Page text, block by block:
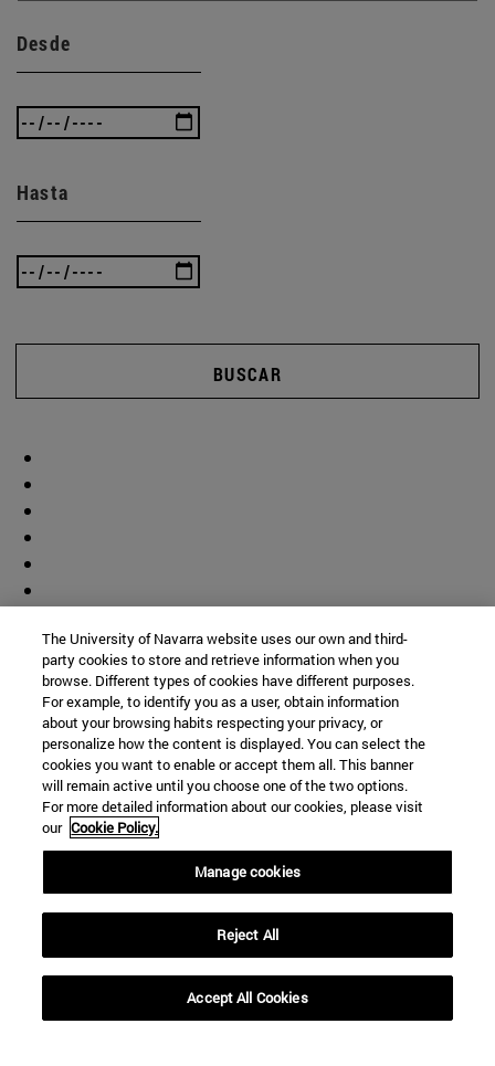
Desde
Hasta
BUSCAR
Accesos directos
(abre en nueva ventana)
Mi correo(abre en nueva ventana)
Aula virtual ADI(abre en nueva ventana)
Búsqueda de personas(abre en nueva ventana)
The University of Navarra website uses our own and third-
party cookies to store and retrieve information when you
browse. Different types of cookies have different purposes.
For example, to identify you as a user, obtain information
about your browsing habits respecting your privacy, or
personalize how the content is displayed. You can select the
cookies you want to enable or accept them all. This banner
will remain active until you choose one of the two options.
For more detailed information about our cookies, please visit
our Cookie Policy.
Manage cookies
Reject All
Accept All Cookies